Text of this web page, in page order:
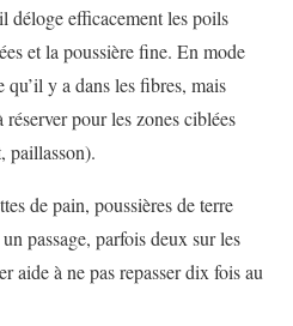
déloge efficacement les poils
et la poussière fine. En mode
y a dans les fibres, mais
pour les zones ciblées
paillasson).
de pain, poussières de terre
passage, parfois deux sur les
aide à ne pas repasser dix fois au